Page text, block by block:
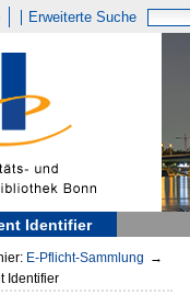
Erweiterte Suche
Identifier
E-Pflicht-Sammlung →
Identifier